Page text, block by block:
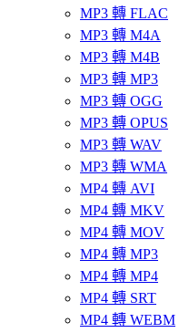
MP3 轉 FLAC
MP3 轉 M4A
MP3 轉 M4B
MP3 轉 MP3
MP3 轉 OGG
MP3 轉 OPUS
MP3 轉 WAV
MP3 轉 WMA
MP4 轉 AVI
MP4 轉 MKV
MP4 轉 MOV
MP4 轉 MP3
MP4 轉 MP4
MP4 轉 SRT
MP4 轉 WEBM